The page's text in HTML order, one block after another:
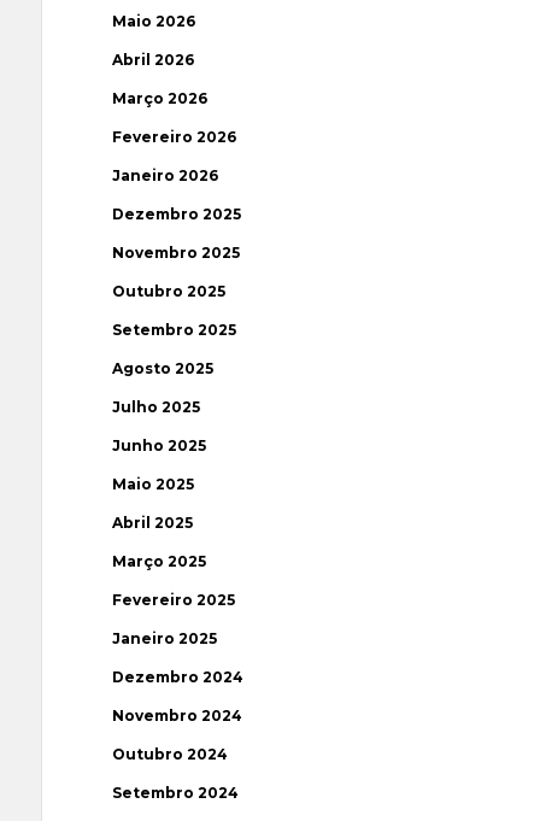
Maio 2026
Abril 2026
Março 2026
Fevereiro 2026
Janeiro 2026
Dezembro 2025
Novembro 2025
Outubro 2025
Setembro 2025
Agosto 2025
Julho 2025
Junho 2025
Maio 2025
Abril 2025
Março 2025
Fevereiro 2025
Janeiro 2025
Dezembro 2024
Novembro 2024
Outubro 2024
Setembro 2024